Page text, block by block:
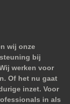
wij onze
bij
werken voor
Of het nu gaat
inzet. Voor
in als